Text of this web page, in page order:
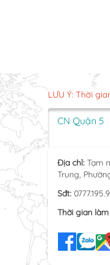
LƯU Ý: Thời
CN Quận 5
Địa chỉ: Tạm
Trung,
Sđt:
Thời gian